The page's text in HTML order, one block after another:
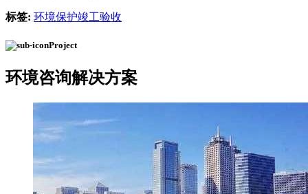
标签: 环境保护竣工验收
Project
环境咨询解决方案